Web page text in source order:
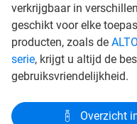
verkrijgbaar in
geschikt voor elke
producten, zoals de
serie, krijgt u altijd de
gebruiksvriendelijkheid.
Overzicht